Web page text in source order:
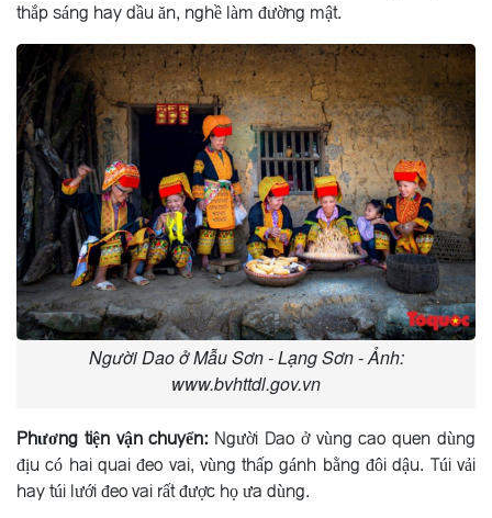
thắp sáng hay dầu ăn, nghề làm đường mật.
Người Dao ở Mẫu Sơn - Lạng Sơn - Ảnh:
www.bvhttdl.gov.vn
Phương tiện vận chuyển: Người Dao ở vùng cao quen dùng
địu có hai quai đeo vai, vùng thấp gánh bằng đôi dậu. Túi vải
hay túi lưới đeo vai rất được họ ưa dùng.